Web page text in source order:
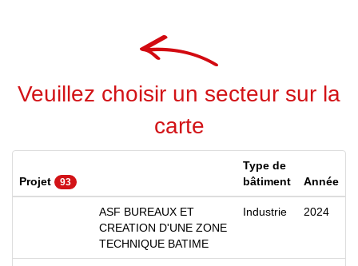
Veuillez choisir un secteur sur la
carte
Projet 93
Type de
bâtiment
Année
ASF BUREAUX ET
CREATION D'UNE ZONE
TECHNIQUE BATIME
Industrie 2024